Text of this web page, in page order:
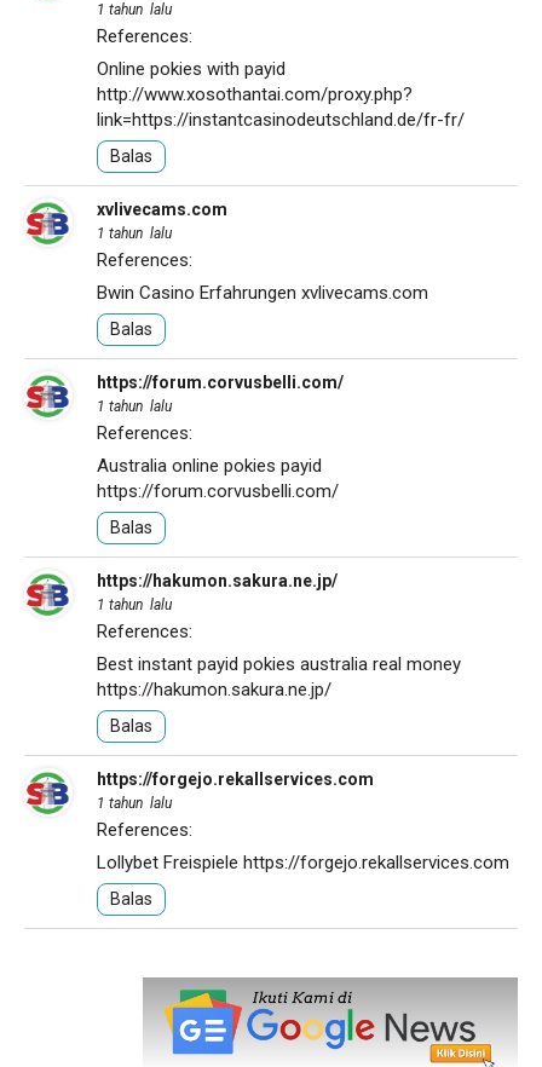
1 tahun lalu
References:
Online pokies with payid
http://www.xosothantai.com/proxy.php?
link=https://instantcasinodeutschland.de/fr-fr/
Balas
xvlivecams.com
1 tahun lalu
References:
Bwin Casino Erfahrungen xvlivecams.com
Balas
https://forum.corvusbelli.com/
1 tahun lalu
References:
Australia online pokies payid
https://forum.corvusbelli.com/
Balas
https://hakumon.sakura.ne.jp/
1 tahun lalu
References:
Best instant payid pokies australia real money
https://hakumon.sakura.ne.jp/
Balas
https://forgejo.rekallservices.com
1 tahun lalu
References:
Lollybet Freispiele https://forgejo.rekallservices.com
Balas